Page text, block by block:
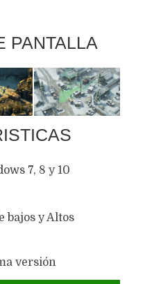
PANTALLA
7, 8 y 10
bajos y Altos
versión